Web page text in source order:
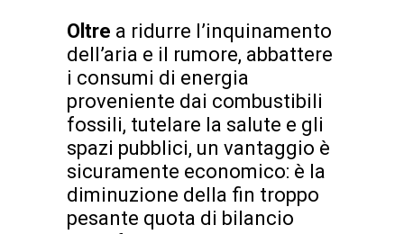
Oltre a ridurre l’inquinamento
dell’aria e il rumore, abbattere
i consumi di energia
proveniente dai combustibili
fossili, tutelare la salute e gli
spazi pubblici, un vantaggio è
sicuramente economico: è la
diminuzione della fin troppo
pesante quota di bilancio